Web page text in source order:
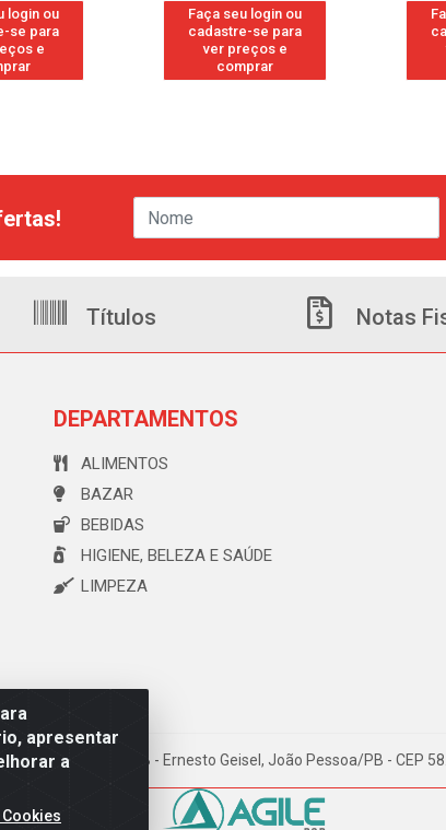
login ou
se para
e
Faça seu login ou
cadastre-se para
ver preços e
comprar
apresentar
a
Títulos Notas
DEPARTAMENTOS
ALIMENTOS
BAZAR
BEBIDAS
HIGIENE, BELEZA E SAÚDE
LIMPEZA
173 Galpão B - Ernesto Geisel, João Pessoa/PB - CEP